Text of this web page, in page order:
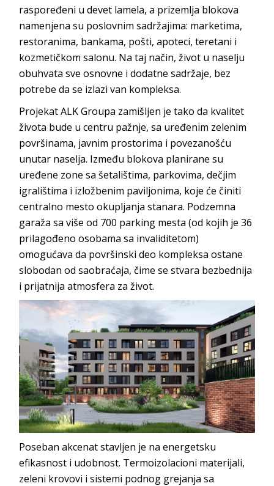
raspoređeni u devet lamela, a prizemlja blokova
namenjena su poslovnim sadržajima: marketima,
restoranima, bankama, pošti, apoteci, teretani i
kozmetičkom salonu. Na taj način, život u naselju
obuhvata sve osnovne i dodatne sadržaje, bez
potrebe da se izlazi van kompleksa.
ProjekatALK Groupa zamišljen je tako da kvalitet
života bude u centru pažnje, sa uređenim zelenim
površinama, javnim prostorima i povezanošću
unutar naselja. Između blokova planirane su
uređene zone sa šetalištima, parkovima, dečjim
igralištima i izložbenim paviljonima, koje će činiti
centralno mesto okupljanja stanara. Podzemna
garaža sa više od 700 parking mesta (od kojih je 36
prilagođeno osobama sa invaliditetom)
omogućava da površinski deo kompleksa ostane
slobodan od saobraćaja, čime se stvara bezbednija
i prijatnija atmosfera za život.
Poseban akcenat stavljen je na energetsku
efikasnost i udobnost. Termoizolacioni materijali,
zeleni krovovi i sistemi podnog grejanja sa